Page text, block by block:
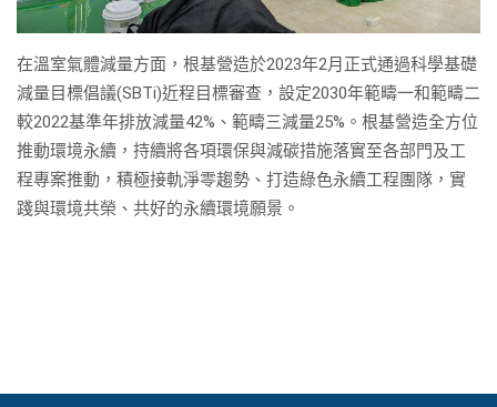
在溫室氣體減量方面，根基營造於2023年2月正式通過科學基礎
減量目標倡議(SBTi)近程目標審查，設定2030年範疇一和範疇二
較2022基準年排放減量42%、範疇三減量25%。根基營造全方位
推動環境永續，持續將各項環保與減碳措施落實至各部門及工
程專案推動，積極接軌淨零趨勢、打造綠色永續工程團隊，實
踐與環境共榮、共好的永續環境願景。